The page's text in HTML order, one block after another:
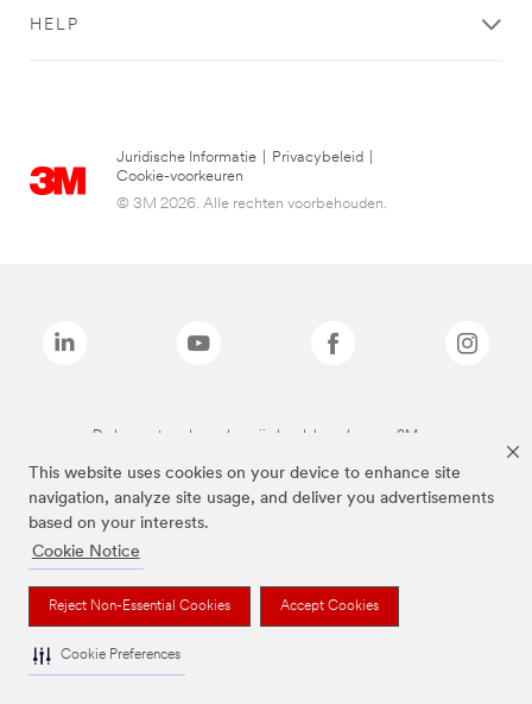
This website uses cookies on your device to enhance site
navigation, analyze site usage, and deliver you advertisements
based on your interests.
Cookie Notice
Reject Non-Essential Cookies Accept Cookies
Cookie Preferences
HELP
Juridische Informatie Privacybeleid
Cookie-voorkeuren
© 3M 2026. Alle rechten voorbehouden.
De bovenstaande merken zijn handelsmerken van 3M.we